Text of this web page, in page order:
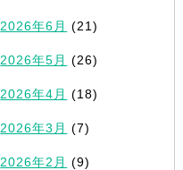
2026年6月 (21)
2026年5月 (26)
2026年4月 (18)
2026年3月 (7)
2026年2月 (9)